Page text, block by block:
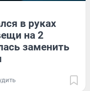
в руках
на 2
заменить